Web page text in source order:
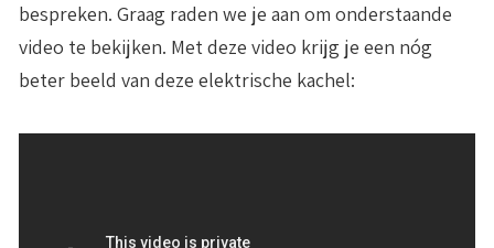
bespreken. Graag raden we je aan om onderstaande
video te bekijken. Met deze video krijg je een nóg
beter beeld van deze elektrische kachel: